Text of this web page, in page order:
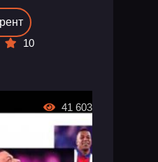
10
41 603